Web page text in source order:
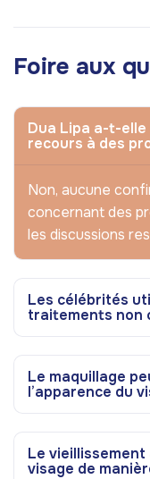
Foire aux
Dua Lipa a-t-
recours à des
Non, aucune
concernant des
les discussions
Les célébrités
traitements non
Le maquillage
l’apparence du
Le
visage de